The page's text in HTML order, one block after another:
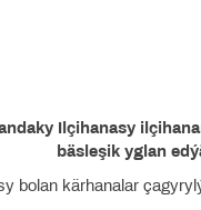
Ilçihanasy
bäsleşik yglan
bolan kärhanalar